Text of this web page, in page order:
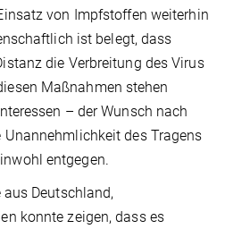
von Impfstoffen weiterhin
ist belegt, dass
die Verbreitung des Virus
Maßnahmen stehen
– der Wunsch nach
Unannehmlichkeit des Tragens
entgegen.
Deutschland,
konnte zeigen, dass es